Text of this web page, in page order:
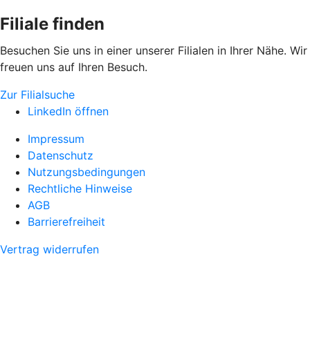
Filiale finden
Besuchen Sie uns in einer unserer Filialen in Ihrer Nähe. Wir
freuen uns auf Ihren Besuch.
Zur Filialsuche
LinkedIn öffnen
Impressum
Datenschutz
Nutzungsbedingungen
Rechtliche Hinweise
AGB
Barrierefreiheit
Vertrag widerrufen